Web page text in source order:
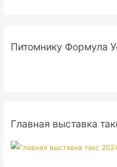
Питомнику Формула
Главная выставка